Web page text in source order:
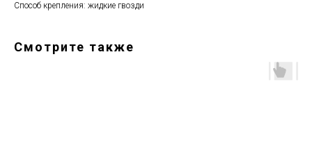
Способ крепления: жидкие гвозди
Смотрите также